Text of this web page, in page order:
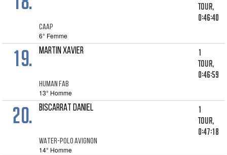
CAAP
tour,
0:46:40
6° Femme
19. MARTIN XAVIER
HUMAN FAB
1
tour,
0:46:59
13° Homme
20. BISCARRAT DANIEL
WATER-POLO AVIGNON
1
tour,
0:47:18
14° Homme